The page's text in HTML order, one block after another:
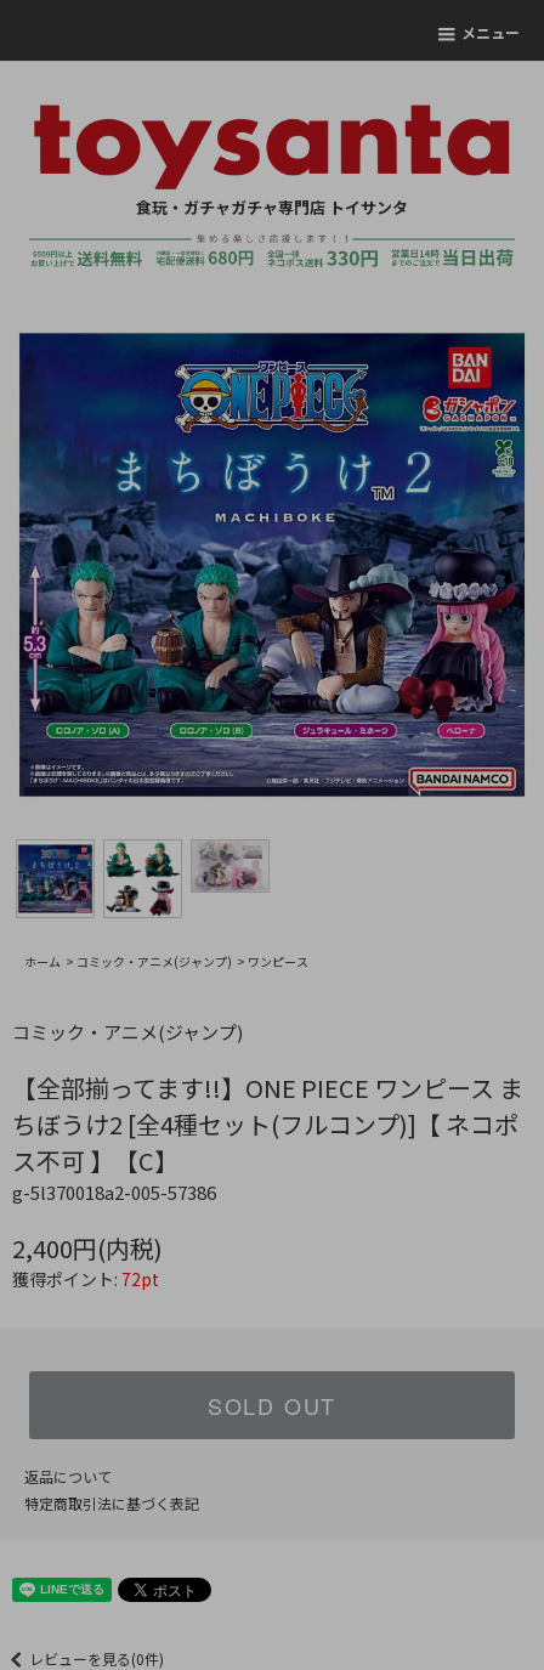
メニュー
食玩・ガチャガチャ専門店 トイサンタ
ホーム > コミック・アニメ(ジャンプ) > ワンピース
コミック・アニメ(ジャンプ)
【全部揃ってます!!】ONE PIECE ワンピース ま
ちぼうけ2 [全4種セット(フルコンプ)]【 ネコポ
ス不可 】【C】
g-5l370018a2-005-57386
2,400円(内税)
獲得ポイント: 72pt
SOLD OUT
返品について
特定商取引法に基づく表記
レビューを見る(0件)